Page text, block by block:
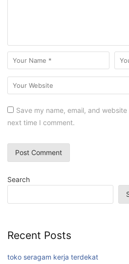
Save my name, email, and
next time I comment.
Search
Recent Posts
toko seragam kerja terdekat